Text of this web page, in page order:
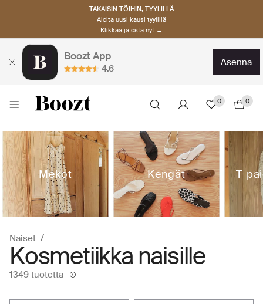
TAKAISIN TÖIHIN, TYYLILLÄ
Aloita uusi kausi tyylillä
Klikkaa ja osta nyt →
Boozt App
4.6
asenna
0 0
Mekot Kengät T-
Naiset
Kosmetiikka naisille
1349 tuotetta